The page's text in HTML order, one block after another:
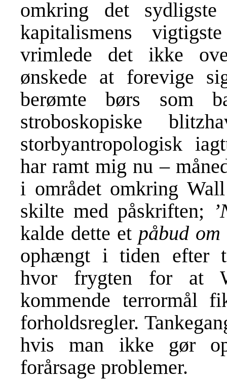
omkring det
kapitalismens
vrimlede det ikke
ønskede at forevige
berømte børs som
stroboskopiske
storbyantropologisk
har ramt mig nu –
i området omkring
skilte med påskriften;
kalde dette et påbud
ophængt i tiden efter
hvor frygten for at
kommende terrormål
forholdsregler.
hvis man ikke gør
forårsage problemer.